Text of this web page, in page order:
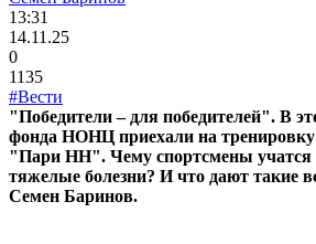
13:31
14.11.25
0
1135
#Вести
"Победители – для победителей". В
фонда НОНЦ приехали на тренировку
"Пари НН". Чему спортсмены учатся
тяжелые болезни? И что дают такие
Семен Баринов.